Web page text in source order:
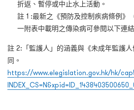
折返、暫停或中止水上活動。
註 1 :最新之《預防及控制疾病條例》
一附表中載明之傳染病可參閱以下連結
註 2: 「監護人」的涵義與《未成年監護
同。
https://www.elegislation.gov.hk/hk/